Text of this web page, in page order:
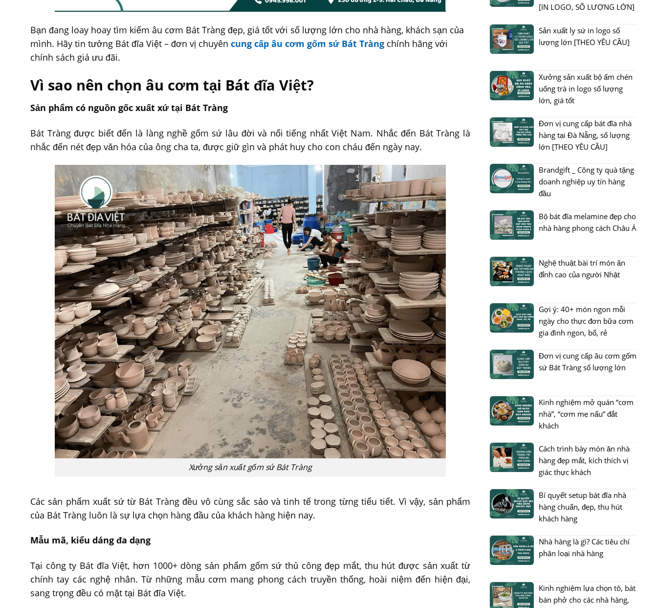
Bạn đang loay hoay tìm kiếm âu cơm Bát Tràng đẹp, giá tốt với số lượng lớn cho nhà hàng, khách sạn của
mình. Hãy tin tưởng Bát đĩa Việt – đơn vị chuyên cung cấp âu cơm gốm sứ Bát Tràng chính hãng với
chính sách giá ưu đãi.
Vì sao nên chọn âu cơm tại Bát đĩa Việt?
Sản phẩm có nguồn gốc xuất xứ tại Bát Tràng
Bát Tràng được biết đến là làng nghề gốm sứ lâu đời và nổi tiếng nhất Việt Nam. Nhắc đến Bát Tràng là
nhắc đến nét đẹp văn hóa của ông cha ta, được giữ gìn và phát huy cho con cháu đến ngày nay.
Xưởng sản xuất gốm sứ Bát Tràng
Các sản phẩm xuất sứ từ Bát Tràng đều vô cùng sắc sảo và tinh tế trong từng tiểu tiết. Vì vậy, sản phẩm
của Bát Tràng luôn là sự lựa chọn hàng đầu của khách hàng hiện nay.
Mẫu mã, kiểu dáng đa dạng
Tại công ty Bát đĩa Việt, hơn 1000+ dòng sản phẩm gốm sứ thủ công đẹp mắt, thu hút được sản xuất từ
chính tay các nghệ nhân. Từ những mẫu cơm mang phong cách truyền thống, hoài niệm đến hiện đại,
sang trọng đều có mặt tại Bát đĩa Việt.
[IN LOGO, SỐ LƯỢNG LỚN]
Sản xuất ly sứ in logo số
lượng lớn [THEO YÊU CẦU]
Xưởng sản xuất bộ ấm chén
uống trà in logo số lượng
lớn, giá tốt
Đơn vị cung cấp bát đĩa nhà
hàng tại Đà Nẵng, số lượng
lớn [THEO YÊU CẦU]
Brandgift _ Công ty quà tặng
doanh nghiệp uy tín hàng
đầu
Bộ bát đĩa melamine đẹp cho
nhà hàng phong cách Châu Á
Nghệ thuật bài trí món ăn
đỉnh cao của người Nhật
Gợi ý: 40+ món ngon mỗi
ngày cho thực đơn bữa cơm
gia đình ngon, bổ, rẻ
Đơn vị cung cấp âu cơm gốm
sứ Bát Tràng số lượng lớn
Kinh nghiệm mở quán “cơm
nhà”, “cơm mẹ nấu” đắt
khách
Cách trình bày món ăn nhà
hàng đẹp mắt, kích thích vị
giác thực khách
Bí quyết setup bát đĩa nhà
hàng chuẩn, đẹp, thu hút
khách hàng
Nhà hàng là gì? Các tiêu chí
phân loại nhà hàng
Kinh nghiệm lựa chọn tô, bát
bán phở cho các nhà hàng,